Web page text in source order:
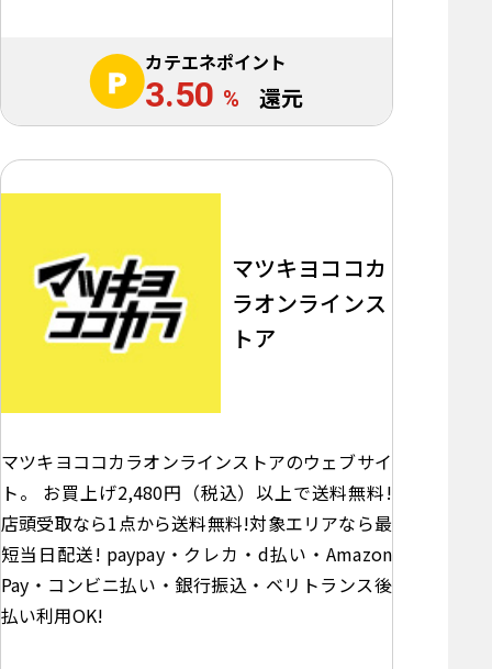
カテエネポイント
3.50 % 還元
マツキヨココカ
ラオンラインス
トア
マツキヨココカラオンラインストアのウェブサイ
ト。 お買上げ2,480円（税込）以上で送料無料!
店頭受取なら1点から送料無料!対象エリアなら最
短当日配送! paypay・クレカ・d払い・Amazon
Pay・コンビニ払い・銀行振込・ベリトランス後
払い利用OK!